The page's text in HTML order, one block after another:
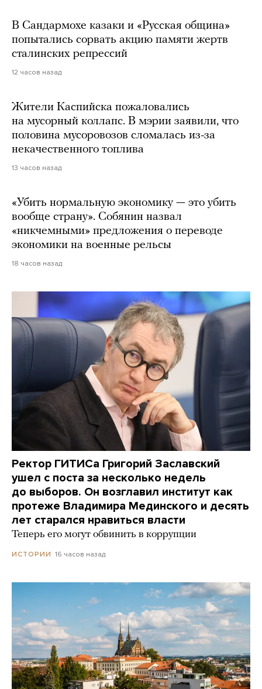
В Сандармохе казаки и «Русская община»
попытались сорвать акцию памяти жертв
сталинских репрессий
12 часов назад
Жители Каспийска пожаловались
на мусорный коллапс. В мэрии заявили, что
половина мусоровозов сломалась из-за
некачественного топлива
13 часов назад
«Убить нормальную экономику — это убить
вообще страну». Собянин назвал
«никчемными» предложения о переводе
экономики на военные рельсы
18 часов назад
Ректор ГИТИСа Григорий Заславский
ушел с поста за несколько недель
до выборов. Он возглавил институт как
протеже Владимира Мединского и десять
лет старался нравиться власти
Теперь его могут обвинить в коррупции
ИСТОРИИ 16 часов назад